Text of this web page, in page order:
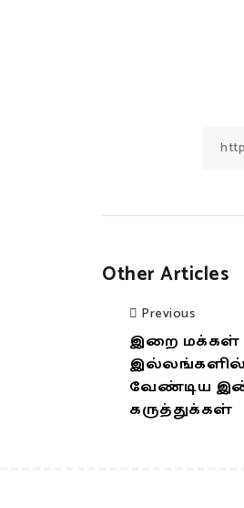
Other Articles
Previous
இறை மக்கள்
இல்லங்களில்
வேண்டிய
கருத்துக்கள்